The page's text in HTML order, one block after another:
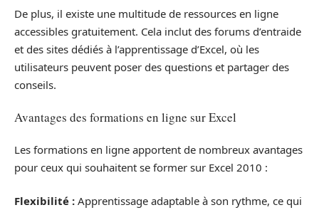
De plus, il existe une multitude de ressources en ligne
accessibles gratuitement. Cela inclut des forums d’entraide
et des sites dédiés à l’apprentissage d’Excel, où les
utilisateurs peuvent poser des questions et partager des
conseils.
Avantages des formations en ligne sur Excel
Les formations en ligne apportent de nombreux avantages
pour ceux qui souhaitent se former sur Excel 2010 :
Flexibilité : Apprentissage adaptable à son rythme, ce qui